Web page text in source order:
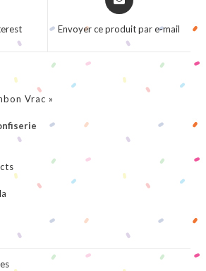
in
new
Envoyer ce produit par e-mail
Vrac »